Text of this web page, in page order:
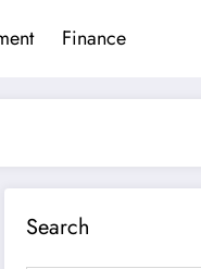
Finance
Search